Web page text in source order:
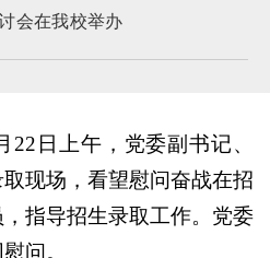
会在我校举办
22日上午，党委副书记、
现场，看望慰问奋战在招
指导招生录取工作。党委
问。